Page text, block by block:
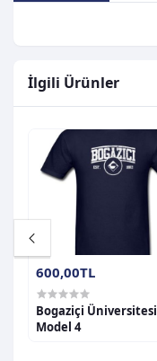
İlgili Ürünler
600,00TL
Bogaziçi Üniversitesi
Model 4